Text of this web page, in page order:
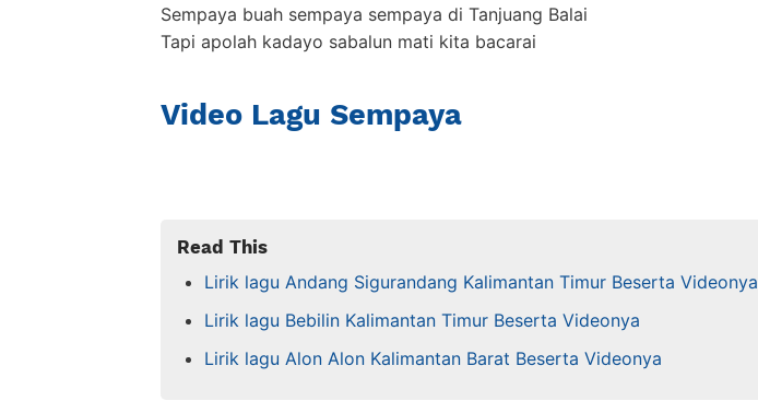
Sempaya buah sempaya sempaya di Tanjuang Balai
Tapi apolah kadayo sabalun mati kita bacarai
Video Lagu Sempaya
Read This
Lirik lagu Andang Sigurandang Kalimantan Timur Beserta Videonya
Lirik lagu Bebilin Kalimantan Timur Beserta Videonya
Lirik lagu Alon Alon Kalimantan Barat Beserta Videonya